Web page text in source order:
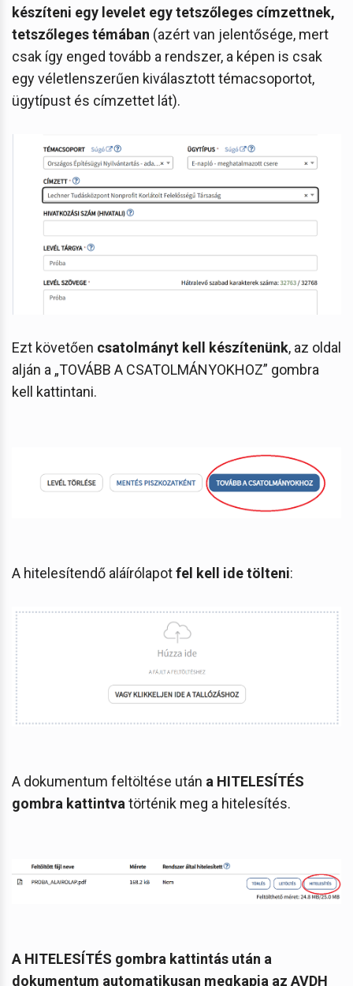
készíteni egy levelet egy tetszőleges címzettnek,
tetszőleges témában (azért van jelentősége, mert
csak így enged tovább a rendszer, a képen is csak
egy véletlenszerűen kiválasztott témacsoportot,
ügytípust és címzettet lát).
Ezt követően csatolmányt kell készítenünk, az oldal
alján a „TOVÁBB A CSATOLMÁNYOKHOZ” gombra
kell kattintani.
A hitelesítendő aláírólapotfel kell ide tölteni:
A dokumentum feltöltése után a HITELESÍTÉS
gombra kattintva történik meg a hitelesítés.
A HITELESÍTÉS gombra kattintás után a
dokumentum automatikusan megkapja az AVDH